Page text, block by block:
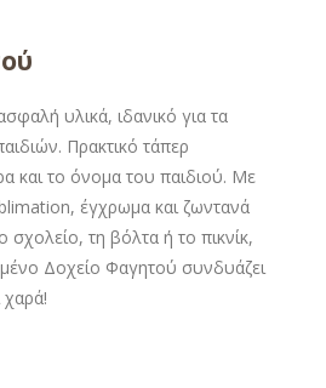
υλικά, ιδανικό για τα
Πρακτικό τάπερ
και το όνομα του παιδιού. Με
έγχρωμα και ζωντανά
σχολείο, τη βόλτα ή το πικνίκ,
Δοχείο Φαγητού συνδυάζει
χαρά!